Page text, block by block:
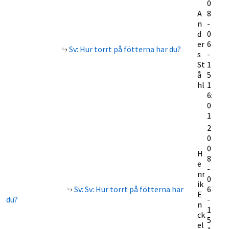
Sv: Hur torrt på fötterna har du?
A
n
d
er
s
St
å
hl
0
8
-
0
6
-
1
5
1
6:
0
1
Sv: Sv: Hur torrt på fötterna har
du?
H
e
nr
ik
E
n
ck
el
2
0
0
8
-
0
6
-
1
5